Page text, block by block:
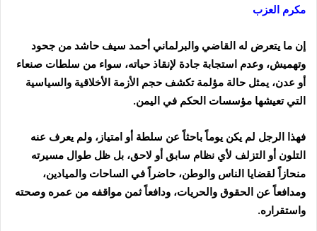
مكرم العزب
إن ما يتعرض له القاضي والبرلماني أحمد سيف حاشد من جحود
وتهميش، وعدم استجابة جادة لإنقاذ حياته، سواء من سلطات صنعاء
أو عدن، يمثل حالة مؤلمة تكشف حجم الأزمة الأخلاقية والسياسية
التي تعيشها مؤسسات الحكم في اليمن.
فهذا الرجل لم يكن يوماً باحثاً عن سلطة أو امتياز، ولم يعرف عنه
التلون أو التزلف لأي نظام سابق أو لاحق، بل ظل طوال مسيرته
منحازاً لقضايا الناس والوطن، حاضراً في الساحات والميادين،
ومدافعاً عن الحقوق والحريات، ودافعاً ثمن مواقفه من عمره وصحته
واستقراره.